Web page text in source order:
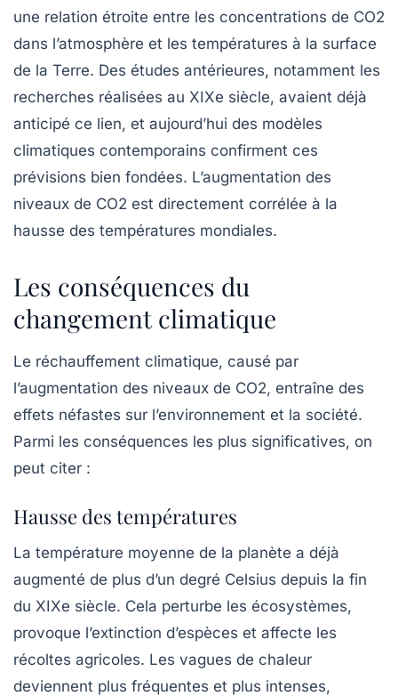
une relation étroite entre les concentrations de CO2
dans l’atmosphère et les températures à la surface
de la Terre. Des études antérieures, notamment les
recherches réalisées au XIXe siècle, avaient déjà
anticipé ce lien, et aujourd’hui des modèles
climatiques contemporains confirment ces
prévisions bien fondées. L’augmentation des
niveaux de CO2 est directement corrélée à la
hausse des températures mondiales.
Les conséquences du
changement climatique
Le réchauffement climatique, causé par
l’augmentation des niveaux de CO2, entraîne des
effets néfastes sur l’environnement et la société.
Parmi les conséquences les plus significatives, on
peut citer :
Hausse des températures
La température moyenne de la planète a déjà
augmenté de plus d’un degré Celsius depuis la fin
du XIXe siècle. Cela perturbe les écosystèmes,
provoque l’extinction d’espèces et affecte les
récoltes agricoles. Les vagues de chaleur
deviennent plus fréquentes et plus intenses,